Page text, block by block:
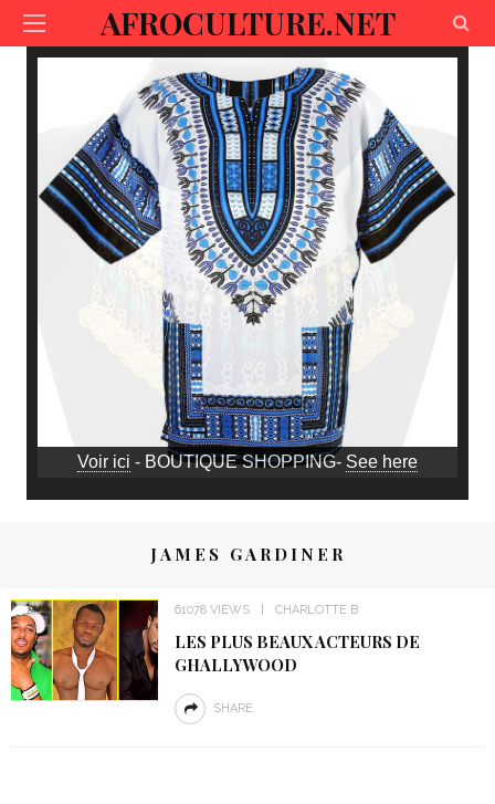
AFROCULTURE.NET
Voir ici - BOUTIQUE SHOPPING- See here
JAMES GARDINER
61078 VIEWS CHARLOTTE B
LES PLUS BEAUX ACTEURS DE
GHALLYWOOD
SHARE